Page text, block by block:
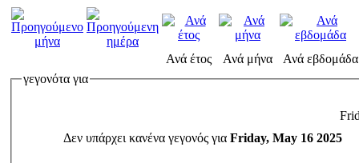
Ανά έτος Ανά μήνα
Ανά εβδομάδα
γεγονότα για
Δεν υπάρχει κανένα γεγονός για Friday, May 16 2025